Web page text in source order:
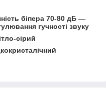
біпера 70-80 дБ —
гучності звуку
сірий